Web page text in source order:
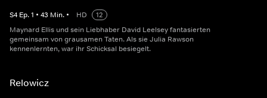
S4 Ep.1 • 43 Min. • HD
12
Maynard Ellis und sein Liebhaber David Leelsey fantasierten
gemeinsam von grausamen Taten. Als sie Julia Rawson
kennenlernten, war ihr Schicksal besiegelt.
Relowicz